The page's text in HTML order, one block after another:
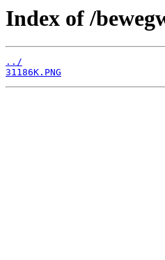
Index of /
../
31186K.PNG